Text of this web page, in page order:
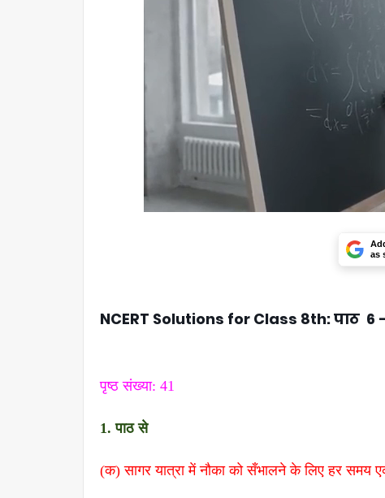
as
NCERT Solutions for Class 8th: पाठ 6 -
पृष्ठ संख्या: 41
1. पाठ से
(क) सागर यात्रा में नौका को सँभालने के लिए हर समय